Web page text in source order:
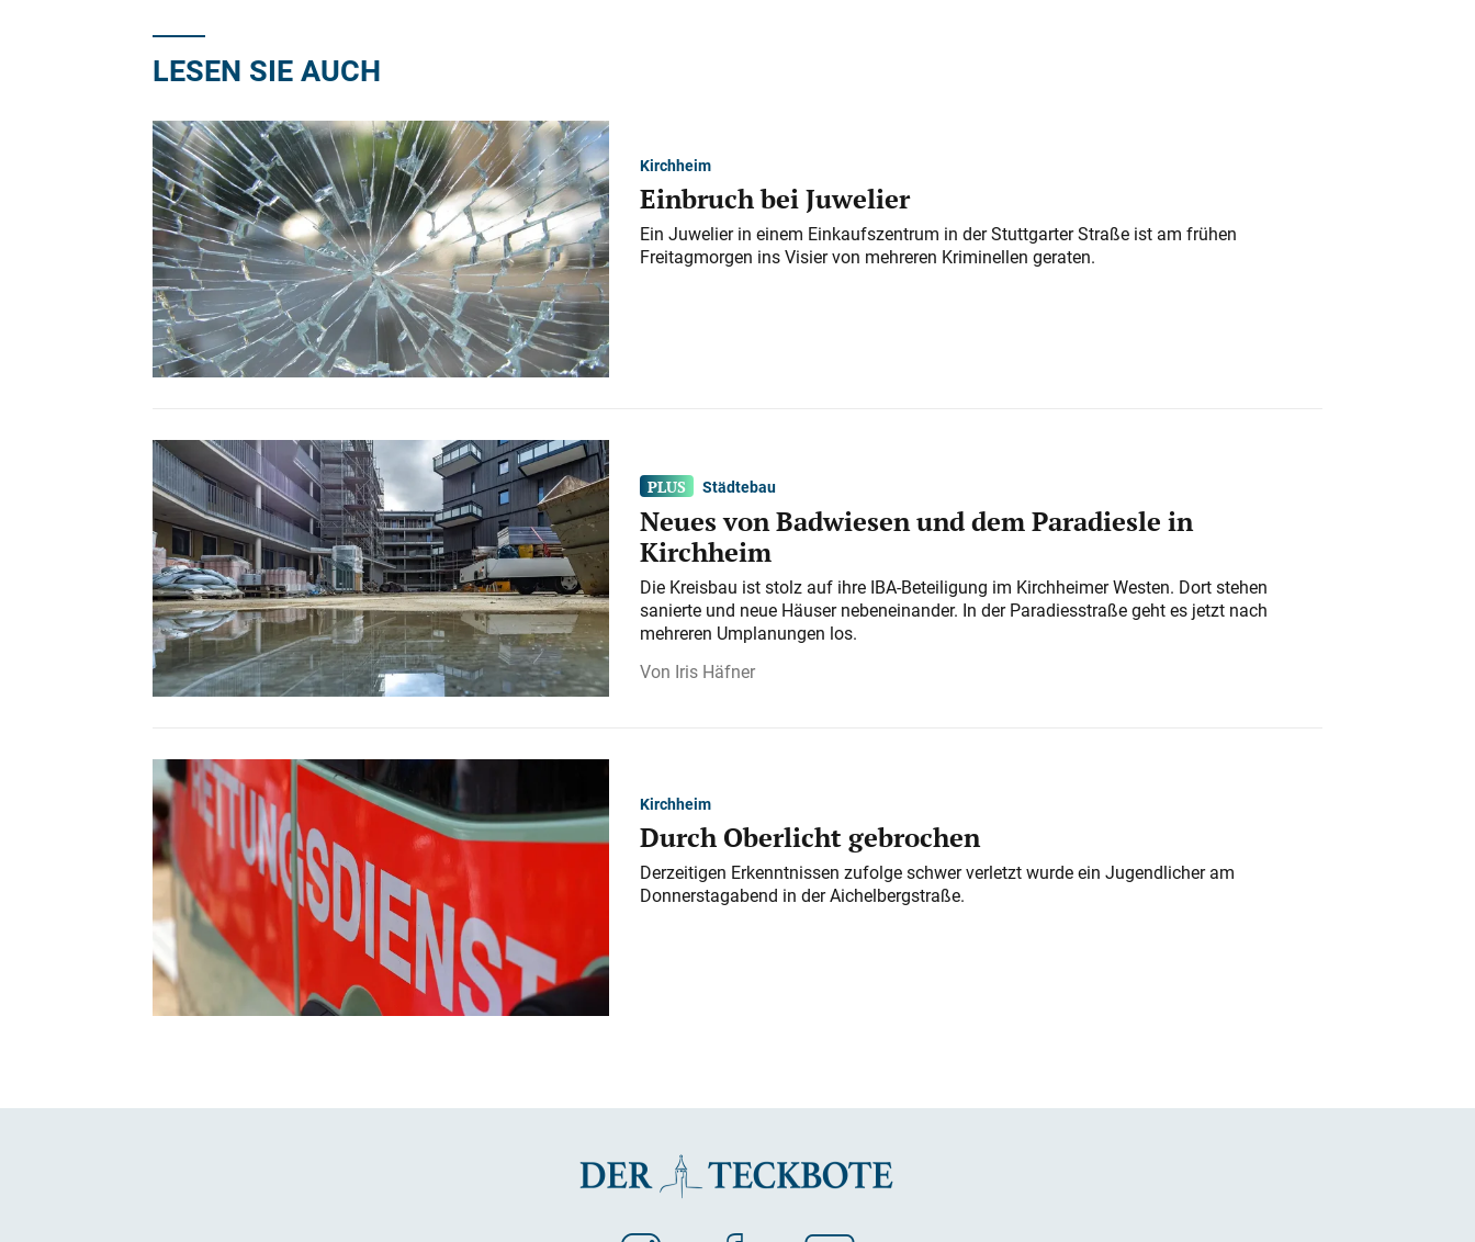
LESEN SIE AUCH
Kirchheim
Einbruch bei Juwelier
Ein Juwelier in einem Einkaufszentrum in der Stuttgarter Straße ist am frühen
Freitagmorgen ins Visier von mehreren Kriminellen geraten.
Städtebau
Neues von Badwiesen und dem Paradiesle in
Kirchheim
Die Kreisbau ist stolz auf ihre IBA-Beteiligung im Kirchheimer Westen. Dort stehen
sanierte und neue Häuser nebeneinander. In der Paradiesstraße geht es jetzt nach
mehreren Umplanungen los.
Iris Häfner
Kirchheim
Durch Oberlicht gebrochen
Derzeitigen Erkenntnissen zufolge schwer verletzt wurde ein Jugendlicher am
Donnerstagabend in der Aichelbergstraße.